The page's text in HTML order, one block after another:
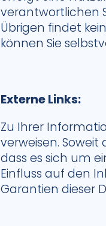
verantwortlichen
Übrigen findet
können Sie
Externe Links:
Zu Ihrer
verweisen.
dass es sich um
Einfluss auf den
Garantien dieser